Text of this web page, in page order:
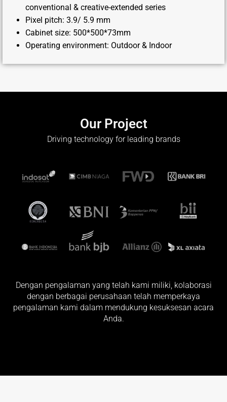
conventional & creative-extended series
Pixel pitch: 3.9/ 5.9 mm
Cabinet size: 500*500*73mm
Operating environment: Outdoor & Indoor
Our Project
Driving technology for leading brands
Dengan pengalaman yang telah kami miliki, kolaborasi
dengan berbagai perusahaan telah memperkaya
pengalaman kami dalam mendukung kesuksesan acara
Anda.